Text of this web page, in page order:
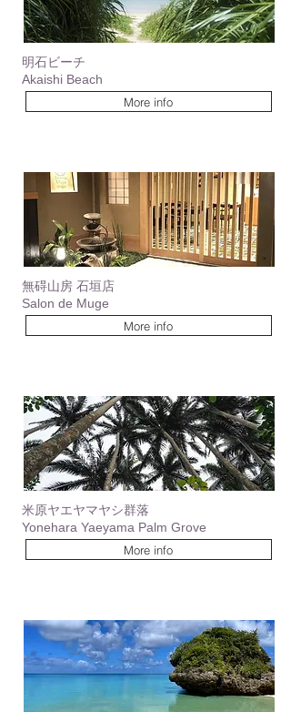
明石ビーチ
Akaishi Beach
More info
無碍山房 石垣店
Salon de Muge
More info
米原ヤエヤマヤシ群落
Yonehara Yaeyama Palm Grove
More info